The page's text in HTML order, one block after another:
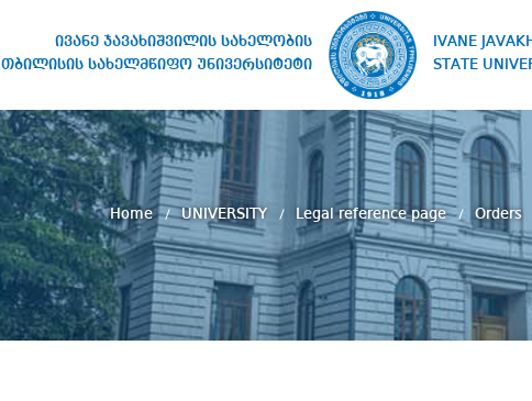
ივანე ჯავახიშვილის სახელობის
თბილისის სახელმწიფო უნივერსიტეტი
IVANE
STATE
Home UNIVERSITY Legal reference page Orders